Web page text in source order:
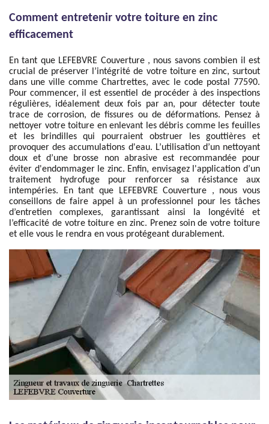
Comment entretenir votre toiture en zinc
efficacement
En tant que LEFEBVRE Couverture , nous savons combien il est
crucial de préserver l’intégrité de votre toiture en zinc, surtout
dans une ville comme Chartrettes, avec le code postal 77590.
Pour commencer, il est essentiel de procéder à des inspections
régulières, idéalement deux fois par an, pour détecter toute
trace de corrosion, de fissures ou de déformations. Pensez à
nettoyer votre toiture en enlevant les débris comme les feuilles
et les brindilles qui pourraient obstruer les gouttières et
provoquer des accumulations d'eau. L’utilisation d’un nettoyant
doux et d’une brosse non abrasive est recommandée pour
éviter d'endommager le zinc. Enfin, envisagez l'application d’un
traitement hydrofuge pour renforcer sa résistance aux
intempéries. En tant que LEFEBVRE Couverture , nous vous
conseillons de faire appel à un professionnel pour les tâches
d’entretien complexes, garantissant ainsi la longévité et
l’efficacité de votre toiture en zinc. Prenez soin de votre toiture
et elle vous le rendra en vous protégeant durablement.